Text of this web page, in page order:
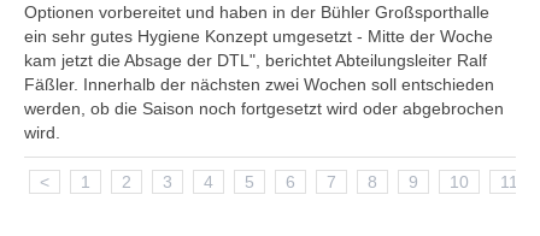
Optionen vorbereitet und haben in der Bühler Großsporthalle
ein sehr gutes Hygiene Konzept umgesetzt - Mitte der Woche
kam jetzt die Absage der DTL", berichtet Abteilungsleiter Ralf
Fäßler. Innerhalb der nächsten zwei Wochen soll entschieden
werden, ob die Saison noch fortgesetzt wird oder abgebrochen
wird.
< 1 2 3 4 5 6 7 8 9 10 11